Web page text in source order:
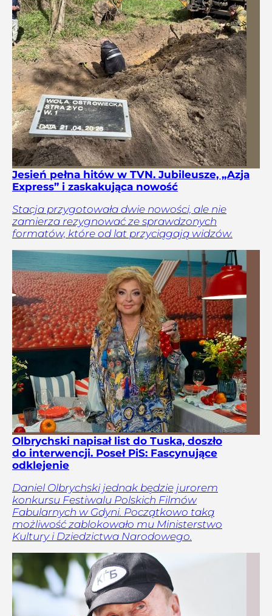
Jesień pełna hitów w TVN. Jubileusze, „Azja
Express” i zaskakująca nowość
Stacja przygotowała dwie nowości, ale nie
zamierza rezygnować ze sprawdzonych
formatów, które od lat przyciągają widzów.
Olbrychski napisał list do Tuska, doszło
do interwencji. Poseł PiS: Fascynujące
odklejenie
Daniel Olbrychski jednak będzie jurorem
konkursu Festiwalu Polskich Filmów
Fabularnych w Gdyni. Początkowo taką
możliwość zablokowało mu Ministerstwo
Kultury i Dziedzictwa Narodowego.